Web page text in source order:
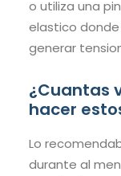
o utiliza una
elastico
generar
¿Cuantas
hacer
Lo
durante al